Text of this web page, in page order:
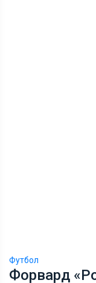
Футбол
Форвард